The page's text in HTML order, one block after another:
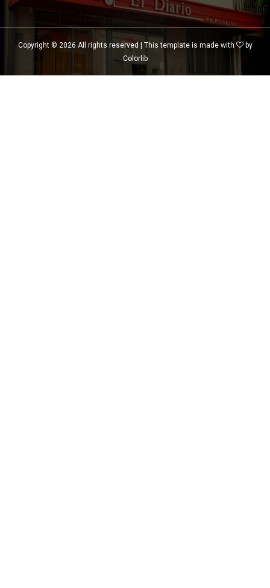
Copyright © 2026 All rights reserved | This template is made with
by
Colorlib